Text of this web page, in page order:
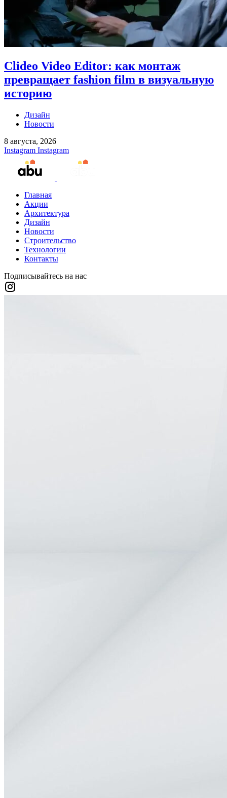
Clideo Video Editor: как монтаж
превращает fashion film в визуальную
историю
Дизайн
Новости
8 августа, 2026
Instagram Instagram
Главная
Акции
Архитектура
Дизайн
Новости
Строительство
Технологии
Контакты
Подписывайтесь на нас